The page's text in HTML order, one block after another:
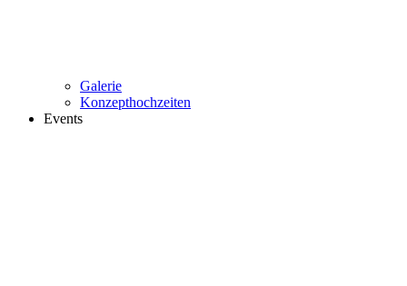
Galerie
Konzepthochzeiten
Events